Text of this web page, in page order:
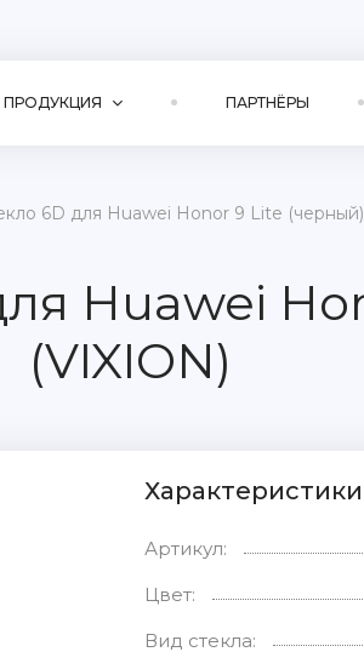
ПРОДУКЦИЯ ПАРТНЁРЫ
6D для Huawei Honor 9 Lite
Huawei
(VIXION)
Артикул:
Цвет:
Вид стекла: